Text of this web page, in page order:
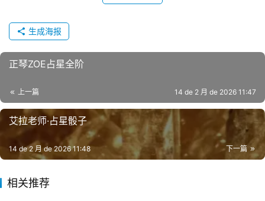
生成海报
正琴ZOE占星全阶
上一篇 14 de 2 月 de 2026 11:47
艾拉老师·占星骰子
下一篇
14 de 2 月 de 2026 11:48
相关推荐